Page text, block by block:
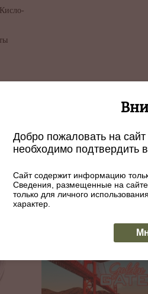
категории:
Добро пожаловать на
необходимо подтвердить
Сайт содержит информацию
Сведения, размещенные на
только для личного
характер.